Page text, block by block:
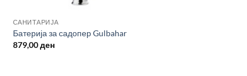
САНИТАРИЈА
Батерија за садопер Gulbahar
879,00ден